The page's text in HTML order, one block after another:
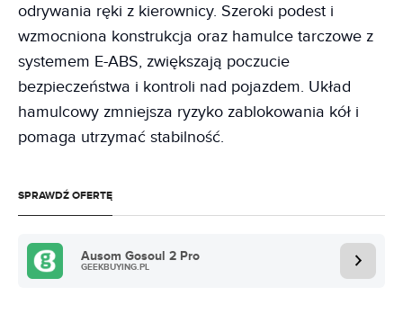
odrywania ręki z kierownicy. Szeroki podest i
wzmocniona konstrukcja oraz hamulce tarczowe z
systemem E-ABS, zwiększają poczucie
bezpieczeństwa i kontroli nad pojazdem. Układ
hamulcowy zmniejsza ryzyko zablokowania kół i
pomaga utrzymać stabilność.
SPRAWDŹ OFERTĘ
Ausom Gosoul 2 Pro
GEEKBUYING.PL